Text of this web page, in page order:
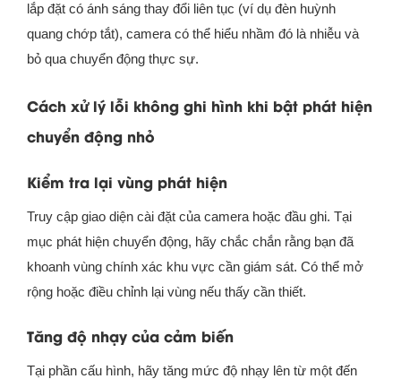
lắp đặt có ánh sáng thay đổi liên tục (ví dụ đèn huỳnh
quang chớp tắt), camera có thể hiểu nhầm đó là nhiễu và
bỏ qua chuyển động thực sự.
Cách xử lý lỗi không ghi hình khi bật phát hiện
chuyển động nhỏ
Kiểm tra lại vùng phát hiện
Truy cập giao diện cài đặt của camera hoặc đầu ghi. Tại
mục phát hiện chuyển động, hãy chắc chắn rằng bạn đã
khoanh vùng chính xác khu vực cần giám sát. Có thể mở
rộng hoặc điều chỉnh lại vùng nếu thấy cần thiết.
Tăng độ nhạy của cảm biến
Tại phần cấu hình, hãy tăng mức độ nhạy lên từ một đến